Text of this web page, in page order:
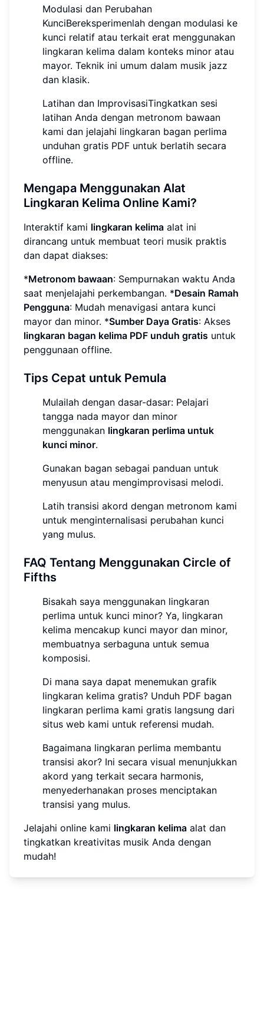
Modulasi dan Perubahan
KunciBereksperimenlah dengan modulasi ke
kunci relatif atau terkait erat menggunakan
lingkaran kelima dalam konteks minor atau
mayor. Teknik ini umum dalam musik jazz
dan klasik.
Latihan dan ImprovisasiTingkatkan sesi
latihan Anda dengan metronom bawaan
kami dan jelajahi lingkaran bagan perlima
unduhan gratis PDF untuk berlatih secara
offline.
Mengapa Menggunakan Alat
Lingkaran Kelima Online Kami?
Interaktif kami lingkaran kelima alat ini
dirancang untuk membuat teori musik praktis
dan dapat diakses:
*Metronom bawaan: Sempurnakan waktu Anda
saat menjelajahi perkembangan. *Desain Ramah
Pengguna: Mudah menavigasi antara kunci
mayor dan minor. *Sumber Daya Gratis: Akses
lingkaran bagan kelima PDF unduh gratis untuk
penggunaan offline.
Tips Cepat untuk Pemula
Mulailah dengan dasar-dasar: Pelajari
tangga nada mayor dan minor
menggunakan lingkaran perlima untuk
kunci minor.
Gunakan bagan sebagai panduan untuk
menyusun atau mengimprovisasi melodi.
Latih transisi akord dengan metronom kami
untuk menginternalisasi perubahan kunci
yang mulus.
FAQ Tentang Menggunakan Circle of
Fifths
Bisakah saya menggunakan lingkaran
perlima untuk kunci minor? Ya, lingkaran
kelima mencakup kunci mayor dan minor,
membuatnya serbaguna untuk semua
komposisi.
Di mana saya dapat menemukan grafik
lingkaran kelima gratis? Unduh PDF bagan
lingkaran perlima kami gratis langsung dari
situs web kami untuk referensi mudah.
Bagaimana lingkaran perlima membantu
transisi akor? Ini secara visual menunjukkan
akord yang terkait secara harmonis,
menyederhanakan proses menciptakan
transisi yang mulus.
Jelajahi online kami lingkaran kelima alat dan
tingkatkan kreativitas musik Anda dengan
mudah!